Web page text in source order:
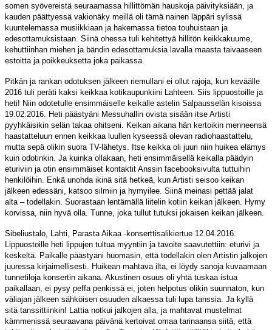
somen syövereistä seuraamassa hillittömän hauskoja päivityksiään, ja
kauden päättyessä vakionäky meillä oli tämä nainen läppäri sylissä
kuuntelemassa musiikkiaan ja hakemassa tietoa touhuistaan ja
edesottamuksistaan. Siinä ohessa tuli kehitettyä hillitön keikkakuume,
kehuttiinhan miehen ja bändin edesottamuksia lavalla maasta taivaaseen
estoitta ja poikkeuksetta joka paikassa.
Pitkän ja rankan odotuksen jälkeen riemullani ei ollut rajoja, kun keväälle
2016 tuli peräti kaksi keikkaa kotikaupunkiini Lahteen. Siis lippuostoille ja
heti! Niin odotetulle ensimmäiselle keikalle astelin Salpausselän kisoissa
19.02.2016. Heti päästyäni Messuhallin ovista sisään itse Artisti
pyyhkäisikin selän takaa ohitseni. Keikan aikana hän kertoikin menneensä
haastatteluun ennen keikkaa luullen kyseessä olevan radiohaastattelu,
mutta sepä olikin suora TV-lähetys. Itse keikka oli juuri niin huikea elämys
kuin odotinkin. Ja kuinka ollakaan, heti ensimmäisellä keikalla päädyin
eturiviin ja otin ensimmäiset kontaktit Anssin facebooksivulta tuttuihin
henkilöihin. Enkä unohda ikinä sitä hetkeä, kun Artisti seisoo keikan
jälkeen edessäni, katsoo silmiin ja hymyilee. Siinä meinasi pettää jalat
alta – todellakin. Suorastaan lentämällä liitelin kotiin keikan jälkeen. Hymy
korvissa, niin hyvä olla. Tunne, joka tullut tutuksi jokaisen keikan jälkeen.
Sibeliustalo, Lahti, Parasta Aikaa -konserttisalikiertue 12.04.2016.
Lippuostoille heti lippujen tultua myyntiin ja tavoite saavutettiin: eturivi ja
keskeltä. Paikalle päästyäni huomasin, että todellakin olen Artistin jalkojen
juuressa kirjaimellisesti. Huikean mahtava ilta, ei löydy sanoja kuvaamaan
tunnetiloja konsertin aikana. Akustinen osuus oli yhtä tuskaa istua
paikallaan, ei pysy peffa penkissä ei, joten helpotus olikin suunnaton, kun
väliajan jälkeen sähköisen osuuden alkaessa tuli lupa tanssia. Ja kyllä
sitä tanssittiinkin! Lattia notkui jalkojen alla, ja mahtavat mustelmat
kämmenissä seuraavana päivänä kertoivat omaa tarinaansa siitä, että